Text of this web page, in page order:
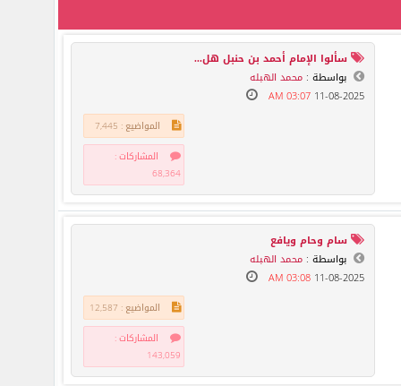
سألوا الإمام أحمد بن حنبل هل...
بواسطة : محمد الهبله
11-08-2025
03:07 AM
المواضيع : 7,445
المشاركات :
68,364
سام وحام ويافع
بواسطة : محمد الهبله
11-08-2025
03:08 AM
المواضيع : 12,587
المشاركات :
143,059